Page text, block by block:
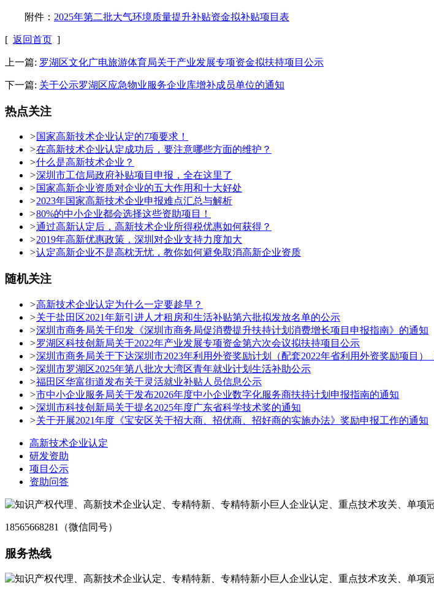
附件： 2025年第二批大气环境质量提升补贴资金拟补贴项目表
[ 返回首页 ]
上一篇: 罗湖区文化广电旅游体育局关于产业发展专项资金拟扶持项目公示
下一篇: 关于公示罗湖区应急物业服务企业库增补成员单位的通知
热点关注
>国家高新技术企业认定的7项要求！
>在高新技术企业认定成功后，要注意哪些方面的维护？
>什么是高新技术企业？
>深圳市工信局政府补贴项目申报，全在这里了
>国家高新企业资质对企业的五大作用和十大好处
>2023年国家高新技术企业申报难点汇总与解析
>80%的中小企业都会选择这些资助项目！
>通过高新认定后，高新技术企业所得税优惠如何获得？
>2019年高新优惠政策，深圳对企业支持力度加大
>认定高新企业不是高枕无忧，教你如何避免取消高新企业资质
随机关注
>高新技术企业认定为什么一定要趁早？
>关于盐田区2021年新引进人才租房和生活补贴第六批拟发放名单的公示
>深圳市商务局关于印发《深圳市商务局促消费提升扶持计划消费增长项目申报指南》的通知
>罗湖区科技创新局关于2022年产业发展专项资金第六次会议拟扶持项目公示
>深圳市商务局关于下达深圳市2023年利用外资奖励计划（配套2022年省利用外资奖励项目）
>深圳市罗湖区2025年第八批次大湾区青年就业计划生活补助公示
>福田区华富街道发布关于灵活就业补贴人员信息公示
>市中小企业服务局关于发布2026年度中小企业数字化服务商扶持计划申报指南的通知
>深圳市科技创新局关于提名2025年度广东省科学技术奖的通知
>关于开展2021年度《宝安区关于招大商、招优商、招好商的实施办法》奖励申报工作的通知
高新技术企业认定
研发资助
项目公示
资助问答
18565668281（微信同号）
服务热线